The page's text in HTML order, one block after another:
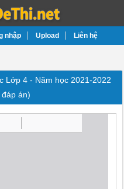
nhập Upload Liên hệ
Lớp 4 - Năm học 2021-2022
án)